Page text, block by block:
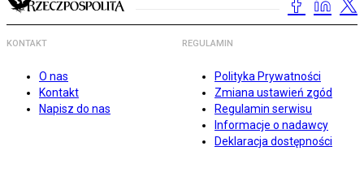
KONTAKT
O nas
Kontakt
Napisz do nas
REGULAMIN
Polityka Prywatności
Zmiana ustawień zgód
Regulamin serwisu
Informacje o nadawcy
Deklaracja dostępności